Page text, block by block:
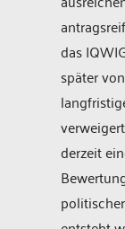
das
später
derzeit